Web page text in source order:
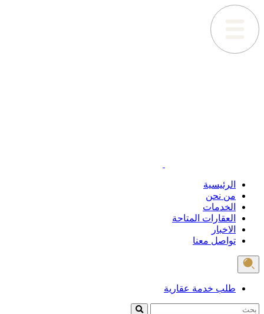
الرئيسية
من نحن
الخدمات
العقارات المتاحة
الاخبار
تواصل معنا
طلب خدمة عقارية
بحث